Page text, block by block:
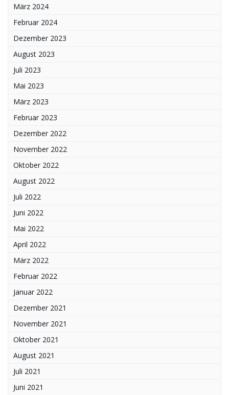
März 2024
Februar 2024
Dezember 2023
August 2023
Juli 2023
Mai 2023
März 2023
Februar 2023
Dezember 2022
November 2022
Oktober 2022
August 2022
Juli 2022
Juni 2022
Mai 2022
April 2022
März 2022
Februar 2022
Januar 2022
Dezember 2021
November 2021
Oktober 2021
August 2021
Juli 2021
Juni 2021